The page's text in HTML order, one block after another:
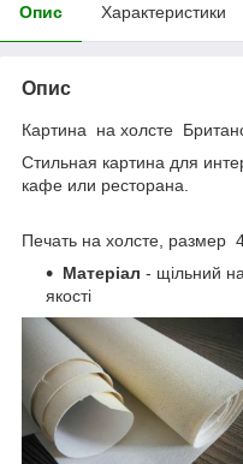
Опис Характеристики
Опис
Картина на холсте
Стильная картина для
кафе или ресторана.
Печать на холсте, размер
Матеріал - щільний
якості